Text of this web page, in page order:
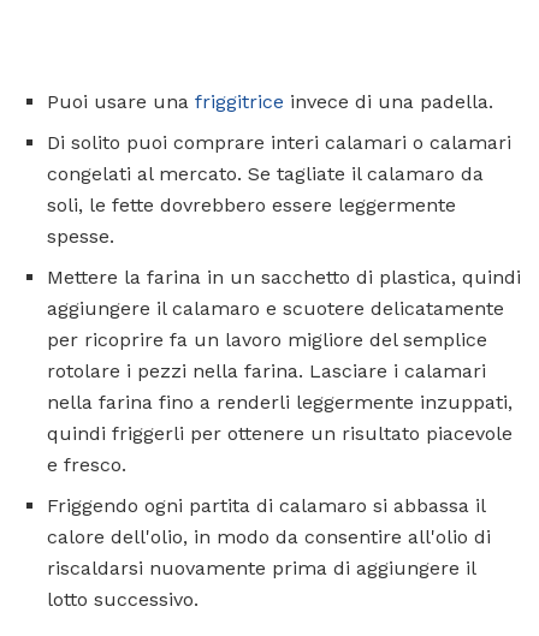
Puoi usare una friggitrice invece di una padella.
Di solito puoi comprare interi calamari o calamari
congelati al mercato. Se tagliate il calamaro da
soli, le fette dovrebbero essere leggermente
spesse.
Mettere la farina in un sacchetto di plastica, quindi
aggiungere il calamaro e scuotere delicatamente
per ricoprire fa un lavoro migliore del semplice
rotolare i pezzi nella farina. Lasciare i calamari
nella farina fino a renderli leggermente inzuppati,
quindi friggerli per ottenere un risultato piacevole
e fresco.
Friggendo ogni partita di calamaro si abbassa il
calore dell'olio, in modo da consentire all'olio di
riscaldarsi nuovamente prima di aggiungere il
lotto successivo.